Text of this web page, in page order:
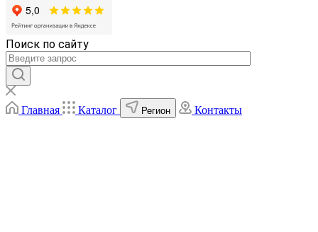
Поиск по сайту
Главная Каталог Регион Контакты